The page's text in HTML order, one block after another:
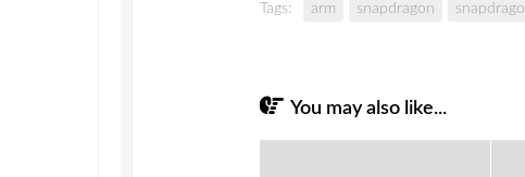
Tags: arm snapdragon
You may also like...